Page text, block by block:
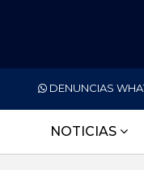
DENUNCIAS
NOTICIAS
NACIONALES